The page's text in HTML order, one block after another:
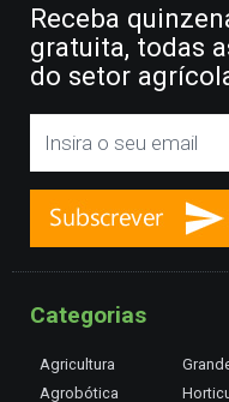
Receba
gratuita, todas
do setor
Categorias
Agricultura
Agrobótica